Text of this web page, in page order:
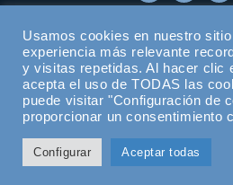
Usamos cookies en nuestro
experiencia más relevante
y visitas repetidas. Al hacer clic
acepta el uso de TODAS las
puede visitar "Configuración de
proporcionar un consentimiento
Configurar Aceptar todas